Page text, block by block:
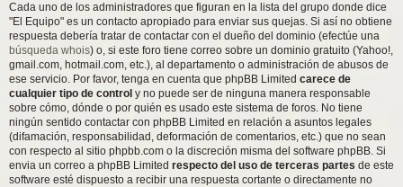
Cada uno de los administradores que figuran en la lista del grupo donde dice
"El Equipo" es un contacto apropiado para enviar sus quejas. Si así no obtiene
respuesta debería tratar de contactar con el dueño del dominio (efectúe una
búsqueda whois) o, si este foro tiene correo sobre un dominio gratuito (Yahoo!,
gmail.com, hotmail.com, etc.), al departamento o administración de abusos de
ese servicio. Por favor, tenga en cuenta que phpBB Limited carece de
cualquier tipo de control y no puede ser de ninguna manera responsable
sobre cómo, dónde o por quién es usado este sistema de foros. No tiene
ningún sentido contactar con phpBB Limited en relación a asuntos legales
(difamación, responsabilidad, deformación de comentarios, etc.) que no sean
con respecto al sitio phpbb.com o la discreción misma del software phpBB. Si
envia un correo a phpBB Limited respecto del uso de terceras partes de este
software esté dispuesto a recibir una respuesta cortante o directamente no